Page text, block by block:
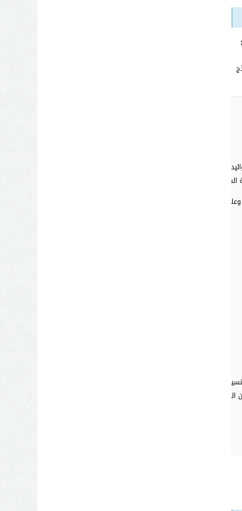
…………. (يتم كتابة اسم البلد الذي تنتمي إليها)
واسم الجهة التابع لها)
أرضي؛ وهذا لما وجدته من ود وكرم من أهل
السعودية حتي يتمتع أولادي بالجنسية السعودية
بكل قدراتهم.